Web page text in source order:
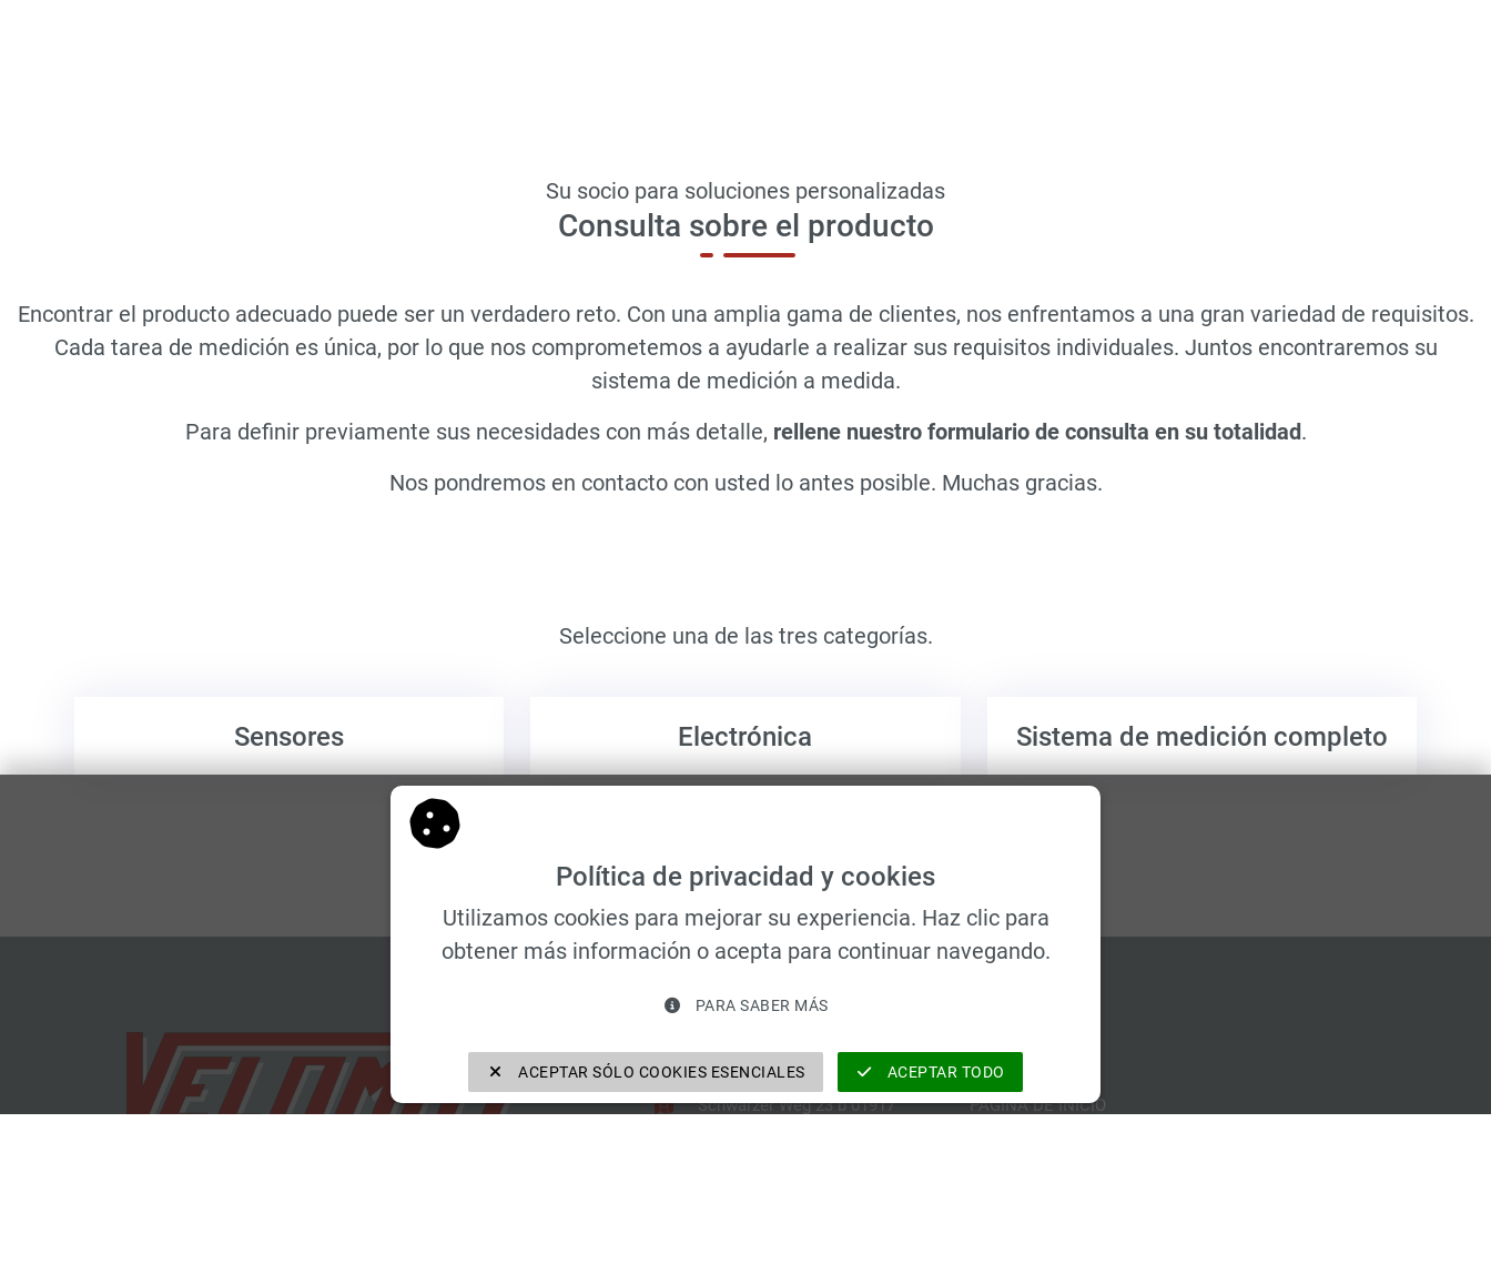
Su socio para soluciones personalizadas
Consulta sobre el producto
Encontrar el producto adecuado puede ser un verdadero reto. Con una amplia gama de clientes, nos enfrentamos a una gran variedad de requisitos.
Cada tarea de medición es única, por lo que nos comprometemos a ayudarle a realizar sus requisitos individuales. Juntos encontraremos su
sistema de medición a medida.
Para definir previamente sus necesidades con más detalle, rellene nuestro formulario de consulta en su totalidad.
Nos pondremos en contacto con usted lo antes posible. Muchas gracias.
Seleccione una de las tres categorías.
Sensores Electrónica Sistema de medición completo
Información de contacto
Schwarzer Weg 23 b 01917
Páginas
PÁGINA DE INICIO
Política de privacidad y cookies
Utilizamos cookies para mejorar su experiencia. Haz clic para
obtener más información o acepta para continuar navegando.
PARA SABER MÁS
ACEPTAR SÓLO COOKIES ESENCIALES ACEPTAR TODO